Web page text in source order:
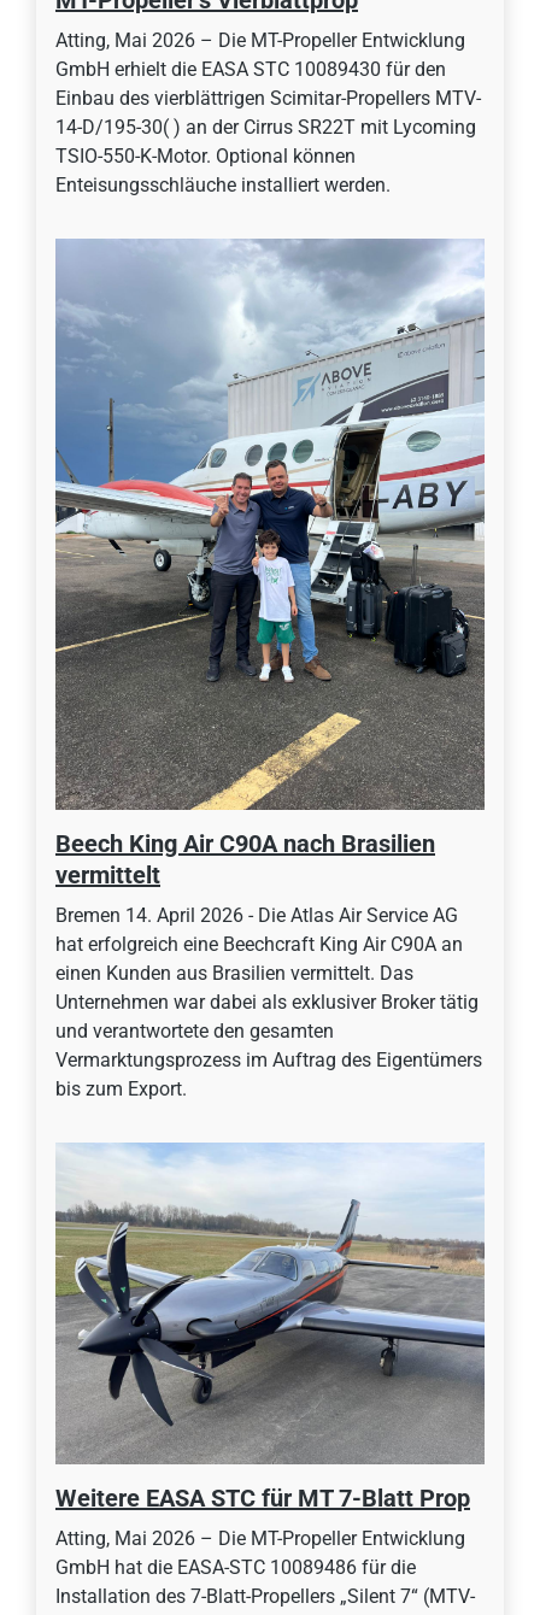
Atting, Mai 2026 – Die MT-Propeller Entwicklung
GmbH erhielt die EASA STC 10089430 für den
Einbau des vierblättrigen Scimitar-Propellers MTV-
14-D/195-30( ) an der Cirrus SR22T mit Lycoming
TSIO-550-K-Motor. Optional können
Enteisungsschläuche installiert werden.
Beech King Air C90A nach Brasilien
vermittelt
Bremen 14. April 2026 - Die Atlas Air Service AG
hat erfolgreich eine Beechcraft King Air C90A an
einen Kunden aus Brasilien vermittelt. Das
Unternehmen war dabei als exklusiver Broker tätig
und verantwortete den gesamten
Vermarktungsprozess im Auftrag des Eigentümers
bis zum Export.
Weitere EASA STC für MT 7-Blatt Prop
Atting, Mai 2026 – Die MT-Propeller Entwicklung
GmbH hat die EASA-STC 10089486 für die
Installation des 7-Blatt-Propellers „Silent 7“ (MTV-